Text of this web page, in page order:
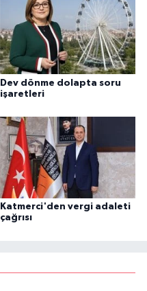
Dev dönme dolapta soru
işaretleri
Katmerci'den vergi adaleti
çağrısı